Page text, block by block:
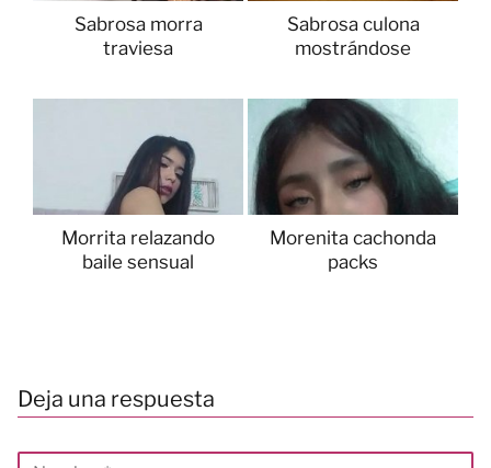
Sabrosa morra
traviesa
Sabrosa culona
mostrándose
Morrita relazando
baile sensual
Morenita cachonda
packs
Deja una respuesta